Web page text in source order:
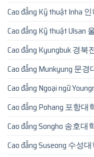
Cao đẳng Kỹ thuật Inha
Cao đẳng Kỹ thuật Ulsan
Cao đẳng Kyungbuk 경
Cao đẳng Munkyung 문
Cao đẳng Ngoại ngữ
Cao đẳng Pohang 포항대
Cao đẳng Songho 송호대
Cao đẳng Suseong 수성